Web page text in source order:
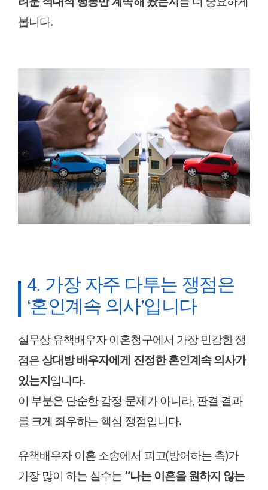
봅니다.
4. 가장 자주 다투는 쟁점은
‘혼인계속 의사’입니다
실무상 유책배우자 이혼청구에서 가장 민감한 쟁
점은상대방 배우자에게 진정한 혼인계속 의사가
있는지입니다.
이 부분은 단순한 감정 문제가 아니라, 판결 결과
를 크게 좌우하는 핵심 쟁점입니다.
유책배우자 이혼 소송에서 피고(방어하는 측)가
가장 많이 하는 실수는“나는 이혼을 원하지 않는